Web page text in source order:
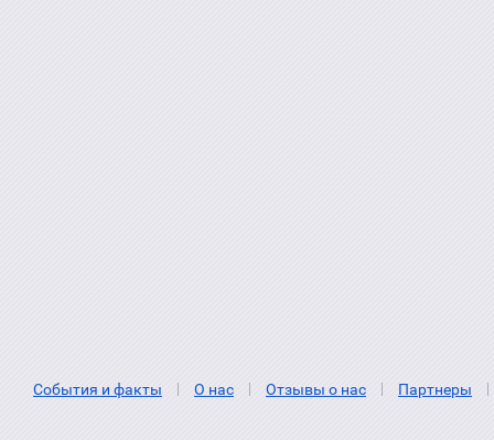
События и факты О нас Отзывы о нас Партнеры